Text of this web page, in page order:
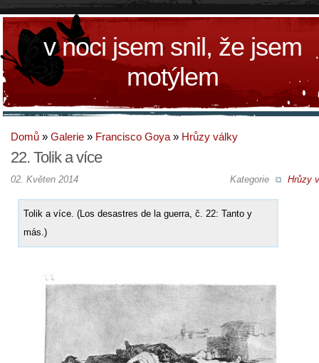
v noci jsem snil, že jsem
motýlem
Domů » Galerie » Francisco Goya » Hrůzy války
22. Tolik a více
Kategorie Hrůzy
02. Květen 2014
Tolik a více. (Los desastres de la guerra, č. 22: Tanto y
más.)